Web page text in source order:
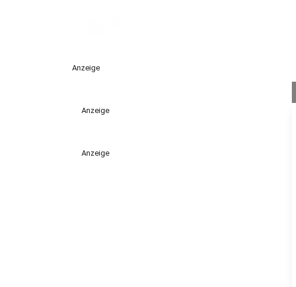
Anzeige
Anzeige
Anzeige